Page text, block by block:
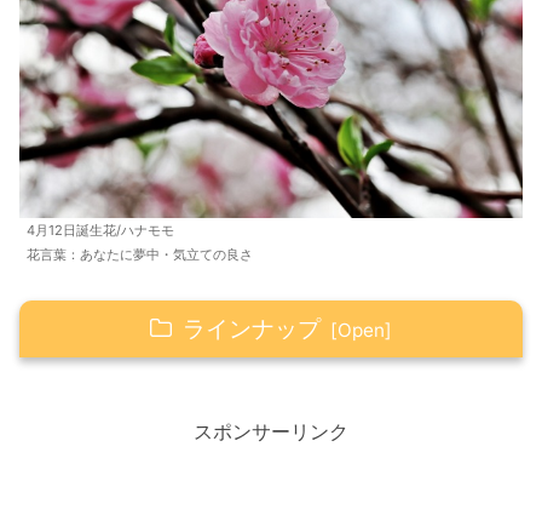
4月12日誕生花/ハナモモ
花言葉：あなたに夢中・気立ての良さ
ラインナップ
Happy☆アイテムスポンサーリンク